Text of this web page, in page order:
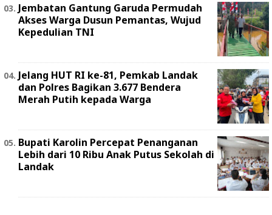
Jembatan Gantung Garuda Permudah
Akses Warga Dusun Pemantas, Wujud
Kepedulian TNI
Jelang HUT RI ke-81, Pemkab Landak
dan Polres Bagikan 3.677 Bendera
Merah Putih kepada Warga
Bupati Karolin Percepat Penanganan
Lebih dari 10 Ribu Anak Putus Sekolah di
Landak